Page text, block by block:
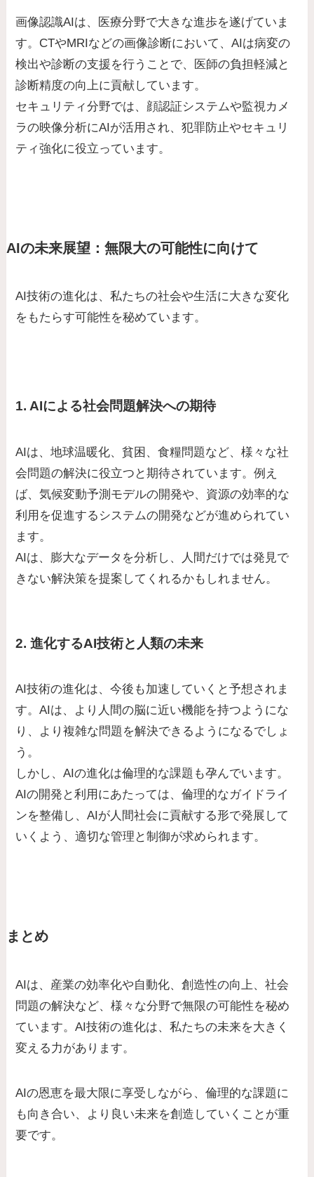
画像認識AIは、医療分野で大きな進歩を遂げていま
す。CTやMRIなどの画像診断において、AIは病変の
検出や診断の支援を行うことで、医師の負担軽減と
診断精度の向上に貢献しています。
セキュリティ分野では、顔認証システムや監視カメ
ラの映像分析にAIが活用され、犯罪防止やセキュリ
ティ強化に役立っています。
AIの未来展望：無限大の可能性に向けて
AI技術の進化は、私たちの社会や生活に大きな変化
をもたらす可能性を秘めています。
1. AIによる社会問題解決への期待
AIは、地球温暖化、貧困、食糧問題など、様々な社
会問題の解決に役立つと期待されています。例え
ば、気候変動予測モデルの開発や、資源の効率的な
利用を促進するシステムの開発などが進められてい
ます。
AIは、膨大なデータを分析し、人間だけでは発見で
きない解決策を提案してくれるかもしれません。
2. 進化するAI技術と人類の未来
AI技術の進化は、今後も加速していくと予想されま
す。AIは、より人間の脳に近い機能を持つようにな
り、より複雑な問題を解決できるようになるでしょ
う。
しかし、AIの進化は倫理的な課題も孕んでいます。
AIの開発と利用にあたっては、倫理的なガイドライ
ンを整備し、AIが人間社会に貢献する形で発展して
いくよう、適切な管理と制御が求められます。
まとめ
AIは、産業の効率化や自動化、創造性の向上、社会
問題の解決など、様々な分野で無限の可能性を秘め
ています。AI技術の進化は、私たちの未来を大きく
変える力があります。
AIの恩恵を最大限に享受しながら、倫理的な課題に
も向き合い、より良い未来を創造していくことが重
要です。